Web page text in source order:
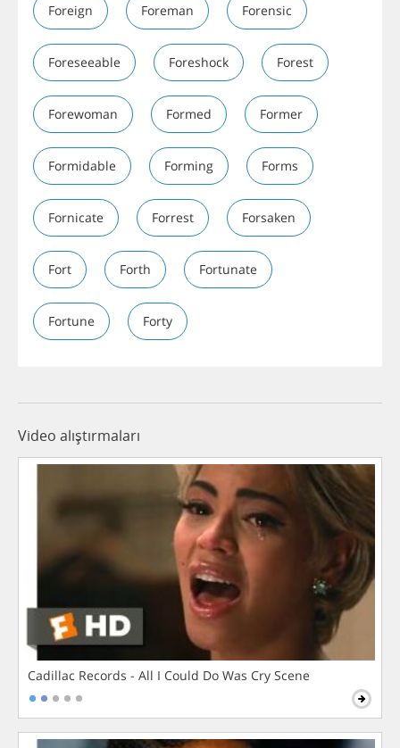
Foreign Foreman Forensic
Foreseeable Foreshock Forest
Forewoman Formed Former
Formidable Forming Forms
Fornicate Forrest Forsaken
Fort Forth Fortunate
Fortune Forty
Video alıştırmaları
Cadillac Records - All I Could Do Was Cry Scene